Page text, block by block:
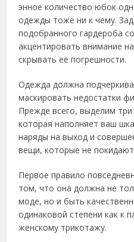
энное количество юбок
одежды тоже ни к чему.
подобранного гардероба
акцентировать внимание
скрывать её погрешности.
Одежда должна
маскировать недостатки
Прежде всего, выделим
которая наполняет ваш
наряды на выход и
вещи, которые не
Первое правило
том, что она должна не
моде, но и быть
одинаковой степени как к
женскому трикотажу.